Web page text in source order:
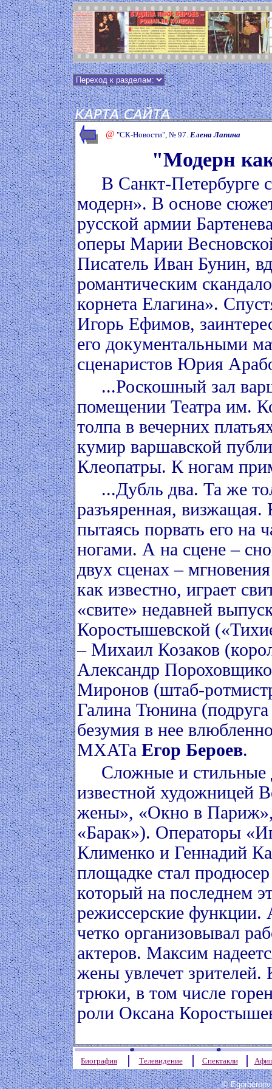
@ "СК-Новости", № 97. Елена Лапина
"Модерн
В Санкт-Петербурге
модерн». В основе
русской армии
оперы Марии
Писатель Иван Бунин,
романтическим
корнета Елагина».
Игорь Ефимов,
его документальными
сценаристов Юрия
...Роскошный зал
помещении Театра им.
толпа в вечерних
кумир варшавской
Клеопатры. К ногам
...Дубль два. Та же
разъяренная, визжащая.
пытаясь порвать его на
ногами. А на сцене –
двух сценах –
как известно, играет
«свите» недавней
Коростышевской
– Михаил Козаков
Александр
Миронов (штаб-
Галина Тюнина
безумия в нее
МХАТа Егор Бероев.
Сложные и стильные
известной художницей
жены», «Окно в
«Барак»). Операторы
Клименко и Геннадий
площадке стал
который на последнем
режиссерские функции.
четко организовывал
актеров. Максим
жены увлечет зрителей.
трюки, в том числе
роли Оксана
Биография Телевидение Спектакли
©